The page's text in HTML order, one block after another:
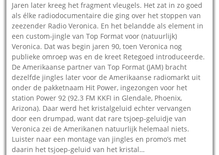
Jaren later kreeg het fragment vleugels. Het zat in zo goed
als élke radiodocumentaire die ging over het stoppen van
zeezender Radio Veronica. En het belandde als element in
een custom-jingle van Top Format voor (natuurlijk)
Veronica. Dat was begin jaren 90, toen Veronica nog
publieke omroep was en de kreet Retegoed introduceerde.
De Amerikaanse partner van Top Format (JAM) bracht
dezelfde jingles later voor de Amerikaanse radiomarkt uit
onder de pakketnaam Hit Power, ingezongen voor het
station Power 92 (92.3 FM KKFI in Glendale, Phoenix,
Arizona). Daar werd het kristalgeluid echter vervangen
door een drumpad, want dat rare tsjoep-geluidje van
Veronica zei de Amerikanen natuurlijk helemaal niets.
Luister naar een montage van jingles en promo’s met
daarin het tsjoep-geluid van het kristal…